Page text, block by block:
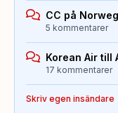
CC på
5 kommentarer
Korean Air till
17 kommentarer
Skriv egen insändare